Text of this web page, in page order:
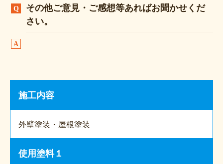
その他ご意見・ご感想等あればお聞かせくだ
さい。
施工内容
外壁塗装・屋根塗装
使用塗料１